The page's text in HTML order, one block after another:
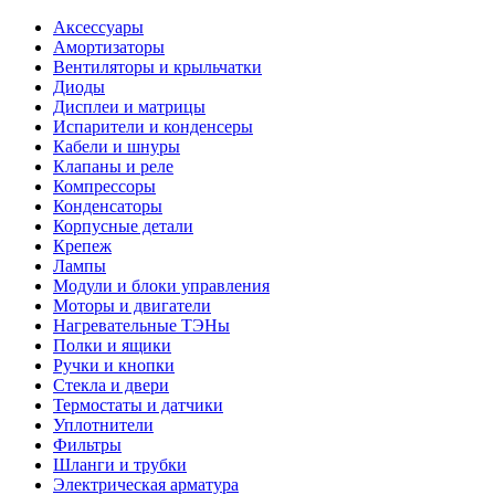
Аксессуары
Амортизаторы
Вентиляторы и крыльчатки
Диоды
Дисплеи и матрицы
Испарители и конденсеры
Кабели и шнуры
Клапаны и реле
Компрессоры
Конденсаторы
Корпусные детали
Крепеж
Лампы
Модули и блоки управления
Моторы и двигатели
Нагревательные ТЭНы
Полки и ящики
Ручки и кнопки
Стекла и двери
Термостаты и датчики
Уплотнители
Фильтры
Шланги и трубки
Электрическая арматура